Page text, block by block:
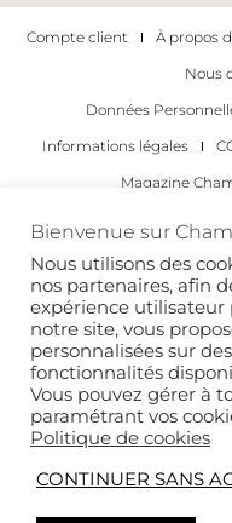
Compte client À propos
Nous
Données
Informations légales
Magazine
Les occasions pour
Copyright 2022 © tous
Bienvenue sur
Nous utilisons des
nos partenaires, afin
expérience utilisateur
notre site, vous
personnalisées sur
fonctionnalités
Vous pouvez gérer à
paramétrant vos
Politique de cookies
CONTINUER SANS